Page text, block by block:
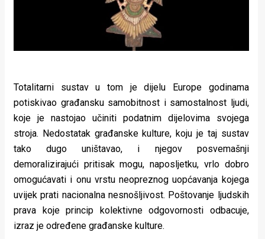
Totalitarni sustav u tom je dijelu Europe godinama
potiskivao građansku samobitnost i samostalnost ljudi,
koje je nastojao učiniti podatnim dijelovima svojega
stroja. Nedostatak građanske kulture, koju je taj sustav
tako dugo uništavao, i njegov posvemašnji
demoralizirajući pritisak mogu, naposljetku, vrlo dobro
omogućavati i onu vrstu neopreznog uopćavanja kojega
uvijek prati nacionalna nesnošljivost. Poštovanje ljudskih
prava koje princip kolektivne odgovornosti odbacuje,
izraz je određene građanske kulture.